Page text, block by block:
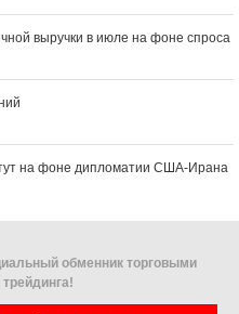
выручки в июле на фоне спроса
на фоне дипломатии США‑Ирана
обменник торговыми